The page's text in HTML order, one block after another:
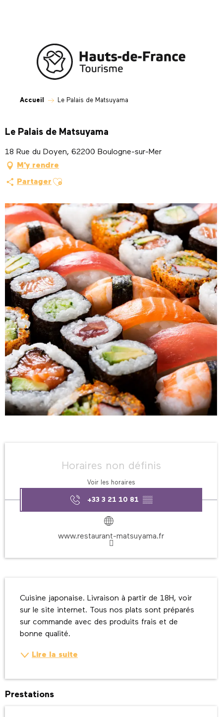
Accueil Le Palais de Matsuyama
Le Palais de Matsuyama
18 Rue du Doyen, 62200 Boulogne-sur-Mer
M'y rendre
Partager Ajouter aux favoris
Horaires non définis
Voir les horaires
+33 3 21 10 81 ▒▒
www.restaurant-matsuyama.fr
Cuisine japonaise. Livraison à partir de 18H, voir
sur le site internet. Tous nos plats sont préparés
sur commande avec des produits frais et de
bonne qualité.
Lire la suite
Prestations